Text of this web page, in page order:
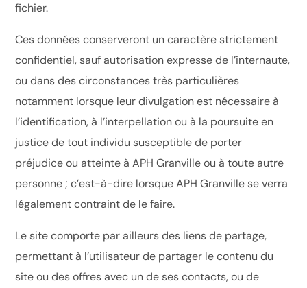
fichier.
Ces données conserveront un caractère strictement
confidentiel, sauf autorisation expresse de l’internaute,
ou dans des circonstances très particulières
notamment lorsque leur divulgation est nécessaire à
l’identification, à l’interpellation ou à la poursuite en
justice de tout individu susceptible de porter
préjudice ou atteinte à APH Granville ou à toute autre
personne ; c’est-à-dire lorsque APH Granville se verra
légalement contraint de le faire.
Le site comporte par ailleurs des liens de partage,
permettant à l’utilisateur de partager le contenu du
site ou des offres avec un de ses contacts, ou de